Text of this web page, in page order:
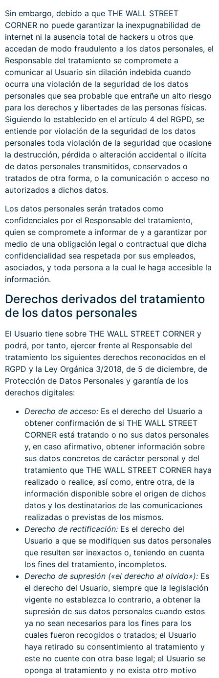
Sin embargo, debido a que THE WALL STREET
CORNER no puede garantizar la inexpugnabilidad de
internet ni la ausencia total de hackers u otros que
accedan de modo fraudulento a los datos personales, el
Responsable del tratamiento se compromete a
comunicar al Usuario sin dilación indebida cuando
ocurra una violación de la seguridad de los datos
personales que sea probable que entrañe un alto riesgo
para los derechos y libertades de las personas físicas.
Siguiendo lo establecido en el artículo 4 del RGPD, se
entiende por violación de la seguridad de los datos
personales toda violación de la seguridad que ocasione
la destrucción, pérdida o alteración accidental o ilícita
de datos personales transmitidos, conservados o
tratados de otra forma, o la comunicación o acceso no
autorizados a dichos datos.
Los datos personales serán tratados como
confidenciales por el Responsable del tratamiento,
quien se compromete a informar de y a garantizar por
medio de una obligación legal o contractual que dicha
confidencialidad sea respetada por sus empleados,
asociados, y toda persona a la cual le haga accesible la
información.
Derechos derivados del tratamiento
de los datos personales
El Usuario tiene sobre THE WALL STREET CORNER y
podrá, por tanto, ejercer frente al Responsable del
tratamiento los siguientes derechos reconocidos en el
RGPD y la Ley Orgánica 3/2018, de 5 de diciembre, de
Protección de Datos Personales y garantía de los
derechos digitales:
Derecho de acceso: Es el derecho del Usuario a
obtener confirmación de si THE WALL STREET
CORNER está tratando o no sus datos personales
y, en caso afirmativo, obtener información sobre
sus datos concretos de carácter personal y del
tratamiento que THE WALL STREET CORNER haya
realizado o realice, así como, entre otra, de la
información disponible sobre el origen de dichos
datos y los destinatarios de las comunicaciones
realizadas o previstas de los mismos.
Derecho de rectificación: Es el derecho del
Usuario a que se modifiquen sus datos personales
que resulten ser inexactos o, teniendo en cuenta
los fines del tratamiento, incompletos.
Derecho de supresión («el derecho al olvido»): Es
el derecho del Usuario, siempre que la legislación
vigente no establezca lo contrario, a obtener la
supresión de sus datos personales cuando estos
ya no sean necesarios para los fines para los
cuales fueron recogidos o tratados; el Usuario
haya retirado su consentimiento al tratamiento y
este no cuente con otra base legal; el Usuario se
oponga al tratamiento y no exista otro motivo